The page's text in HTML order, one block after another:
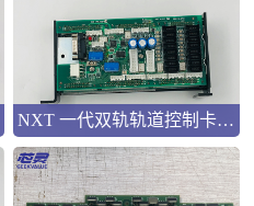
NXT 一代双轨轨道控制卡XK01940&XK03310